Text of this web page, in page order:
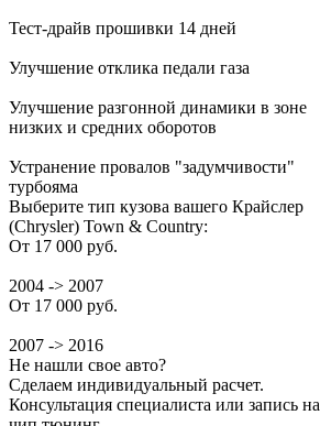
Тест-драйв прошивки 14 дней
Улучшение отклика педали газа
Улучшение разгонной динамики в зоне
низких и средних оборотов
Устранение провалов "задумчивости"
турбояма
Выберите тип кузова вашего Крайслер
(Chrysler) Town & Country:
От 17 000 руб.
2004 -> 2007
От 17 000 руб.
2007 -> 2016
Не нашли свое авто?
Сделаем индивидуальный расчет.
Консультация специалиста или запись на